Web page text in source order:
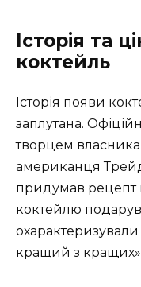
Історія та
коктейль
Історія появи
заплутана.
творцем
американця
придумав рецепт
коктейлю
кращий з кращих»